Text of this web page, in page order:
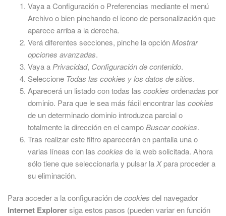
Vaya a Configuración o Preferencias mediante el menú
Archivo o bien pinchando el icono de personalización que
aparece arriba a la derecha.
Verá diferentes secciones, pinche la opciónMostrar
opciones avanzadas.
Vaya a Privacidad, Configuración de contenido.
Seleccione Todas las cookies y los datos de sitios.
Aparecerá un listado con todas las cookies ordenadas por
dominio. Para que le sea más fácil encontrar las cookies
de un determinado dominio introduzca parcial o
totalmente la dirección en el campoBuscar cookies.
Tras realizar este filtro aparecerán en pantalla una o
varias líneas con las cookies de la web solicitada. Ahora
sólo tiene que seleccionarla y pulsar la Xpara proceder a
su eliminación.
Para acceder a la configuración decookies del navegador
Internet Explorersiga estos pasos (pueden variar en función